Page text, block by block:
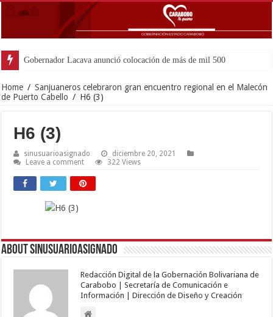
Home / Sanjuaneros celebraron gran encuentro regional en el Malecón
de Puerto Cabello / H6 (3)
H6 (3)
sinusuarioasignado
diciembre 20, 2021
Leave a comment
322 Views
About sinusuarioasignado
Redacción Digital de la Gobernación Bolivariana de
Carabobo | Secretaría de Comunicación e
Información | Dirección de Diseño y Creación